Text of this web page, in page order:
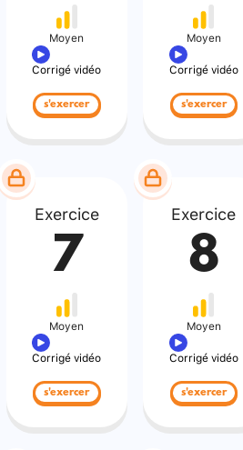
Moyen
Corrigé vidéo
s'exercer
Moyen
Corrigé vidéo
s'exercer
Exercice
7
Moyen
Corrigé vidéo
s'exercer
Exercice
8
Moyen
Corrigé vidéo
s'exercer